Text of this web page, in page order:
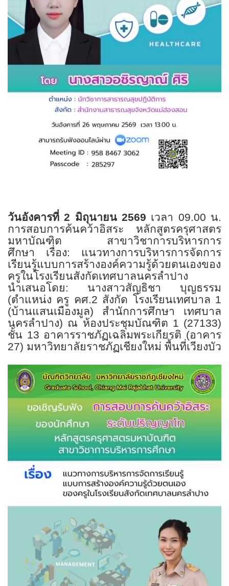
วันอังคารที่2 มิถุนายน2569 เวลา 09.00 น.
การสอบการค้นคว้าอิสระ หลักสูตรครุศาสตร
มหาบัณฑิต สาขาวิชาการบริหารการ
ศึกษา เรื่อง: แนวทางการบริหารการจัดการ
เรียนรู้แบบการสร้างองค์ความรู้ด้วยตนเองของ
ครูในโรงเรียนสังกัดเทศบาลนครลำปาง
นำเสนอโดย: นางสาวสัญธิชา บุญธรรม
(ตำแหน่ง ครู คศ.2 สังกัด โรงเรียนเทศบาล 1
(บ้านแสนเมืองมูล) สำนักการศึกษา เทศบาล
นครลำปาง) ณ ห้องประชุมบัณฑิต 1 (27133)
ชั้น 13 อาคารราชภัฏเฉลิมพระเกียรติ (อาคาร
27) มหาวิทยาลัยราชภัฏเชียงใหม่ พื้นที่เวียงบัว